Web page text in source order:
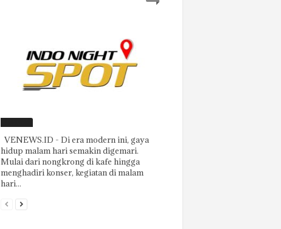
VENEWS.ID - Di era modern ini, gaya
hidup malam hari semakin digemari.
Mulai dari nongkrong di kafe hingga
menghadiri konser, kegiatan di malam
hari...